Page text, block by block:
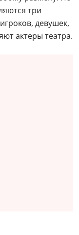
три
девушек,
актеры театра.